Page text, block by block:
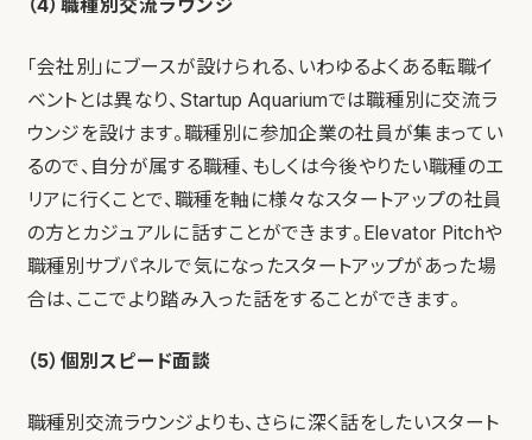
（4）職種別交流ラウンジ
「会社別」にブースが設けられる、いわゆるよくある転職イ
ベントとは異なり、Startup Aquariumでは職種別に交流ラ
ウンジを設けます。職種別に参加企業の社員が集まってい
るので、自分が属する職種、もしくは今後やりたい職種のエ
リアに行くことで、職種を軸に様々なスタートアップの社員
の方とカジュアルに話すことができます。Elevator Pitchや
職種別サブパネルで気になったスタートアップがあった場
合は、ここでより踏み入った話をすることができます。
（5）個別スピード面談
職種別交流ラウンジよりも、さらに深く話をしたいスタート